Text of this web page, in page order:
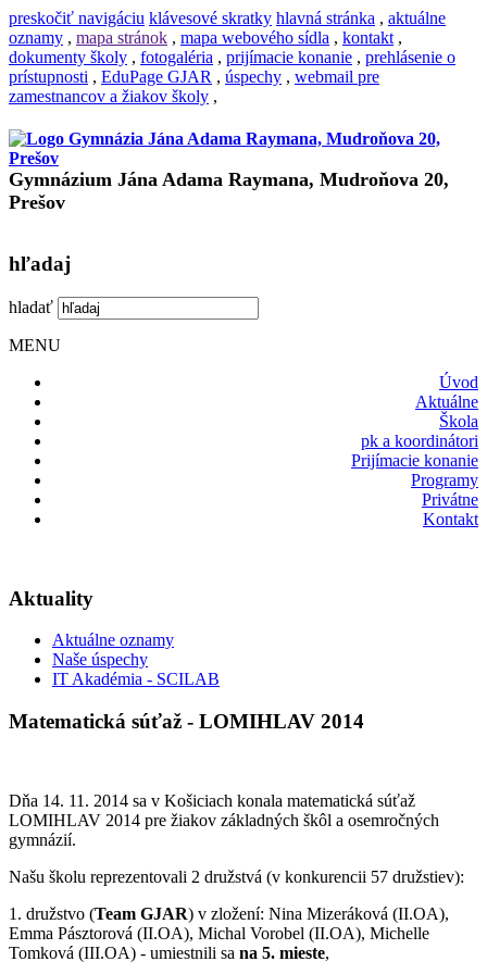
preskočiť navigáciu klávesové skratky hlavná stránka , aktuálne
oznamy , mapa stránok , mapa webového sídla , kontakt ,
dokumenty školy , fotogaléria , prijímacie konanie , prehlásenie o
prístupnosti , EduPage GJAR , úspechy , webmail pre
zamestnancov a žiakov školy ,
Gymnázium Jána Adama Raymana, Mudroňova 20,
Prešov
hľadaj
hladať
MENU
Úvod
Aktuálne
Škola
pk a koordinátori
Prijímacie konanie
Programy
Privátne
Kontakt
Aktuality
Aktuálne oznamy
Naše úspechy
IT Akadémia - SCILAB
Matematická súťaž - LOMIHLAV 2014
Dňa 14. 11. 2014 sa v Košiciach konala matematická súťaž
LOMIHLAV 2014 pre žiakov základných škôl a osemročných
gymnázií.
Našu školu reprezentovali 2 družstvá (v konkurencii 57 družstiev):
1. družstvo (Team GJAR) v zložení: Nina Mizeráková (II.OA),
Emma Pásztorová (II.OA), Michal Vorobel (II.OA), Michelle
Tomková (III.OA) - umiestnili sa na 5. mieste,